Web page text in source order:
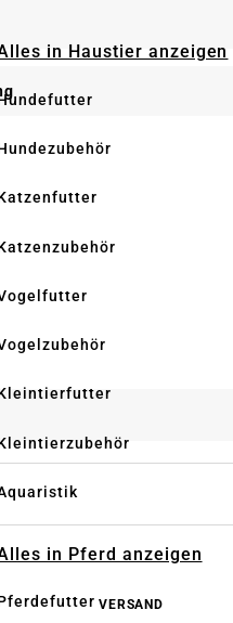
in Haustier anzeigen
in Pferd anzeigen
VERSAND